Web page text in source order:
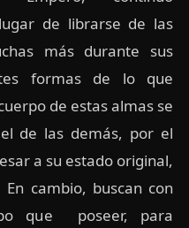
de librarse de las
más durante sus
formas de lo que
de estas almas se
de las demás, por el
a su estado original,
cambio, buscan con
que poseer, para